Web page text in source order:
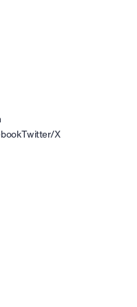
Twitter/X